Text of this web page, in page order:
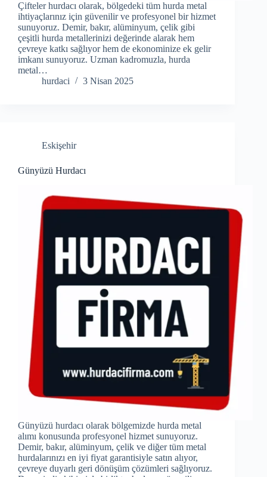
Çifteler hurdacı olarak, bölgedeki tüm hurda metal
ihtiyaçlarınız için güvenilir ve profesyonel bir hizmet
sunuyoruz. Demir, bakır, alüminyum, çelik gibi
çeşitli hurda metallerinizi değerinde alarak hem
çevreye katkı sağlıyor hem de ekonominize ek gelir
imkanı sunuyoruz. Uzman kadromuzla, hurda
metal…
hurdaci
3 Nisan 2025
Eskişehir
Günyüzü Hurdacı
Günyüzü hurdacı olarak bölgemizde hurda metal
alımı konusunda profesyonel hizmet sunuyoruz.
Demir, bakır, alüminyum, çelik ve diğer tüm metal
hurdalarınızı en iyi fiyat garantisiyle satın alıyor,
çevreye duyarlı geri dönüşüm çözümleri sağlıyoruz.